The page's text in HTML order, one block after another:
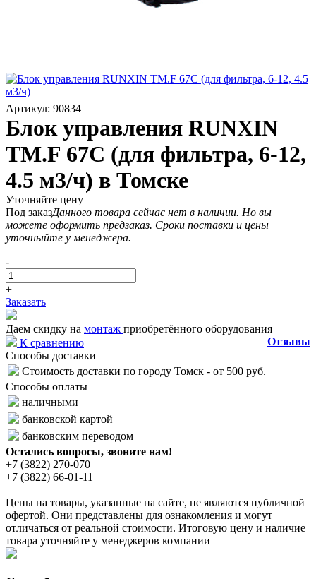
Артикул: 90834
Блок управления RUNXIN
TM.F 67C (для фильтра, 6-12,
4.5 м3/ч) в Томске
Уточняйте цену
Под заказДанного товара сейчас нет в наличии. Но вы
можете оформить предзаказ. Сроки поставки и цены
уточныйте у менеджера.
-
+
Заказать
Даем скидку на монтаж приобретённого оборудования
К сравнению
Отзывы
Способы доставки
Стоимость доставки по городу Томск - от 500 руб.
Способы оплаты
наличными
банковской картой
банковским переводом
Остались вопросы, звоните нам!
+7 (3822) 270-070
+7 (3822) 66-01-11
Цены на товары, указанные на сайте, не являются публичной
офертой. Они представлены для ознакомления и могут
отличаться от реальной стоимости. Итоговую цену и наличие
товара уточняйте у менеджеров компании